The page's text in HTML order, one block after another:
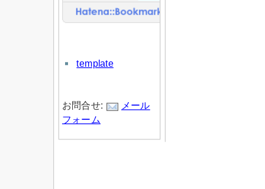
template
お問合せ:
メール
フォーム